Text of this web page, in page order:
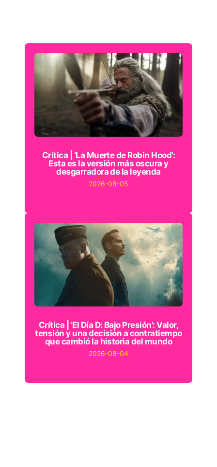
Crítica | ‘La Muerte de Robin Hood’:
Esta es la versión más oscura y
desgarradora de la leyenda
2026-08-05
Crítica | ‘El Día D: Bajo Presión’: Valor,
tensión y una decisión a contratiempo
que cambió la historia del mundo
2026-08-04